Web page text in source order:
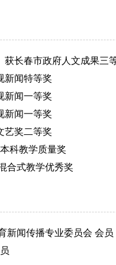
获长春市政府人文成果三
新闻特等奖
新闻一等奖
新闻一等奖
艺奖二等奖
科教学质量奖
合式教学优秀奖
新闻传播专业委员会 会员